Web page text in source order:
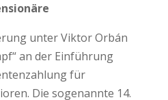
unter Viktor Orbán
an der Einführung
für
Die sogenannte 14.